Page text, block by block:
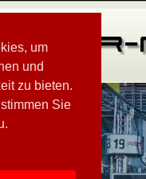
um
und
zu bieten.
Sie